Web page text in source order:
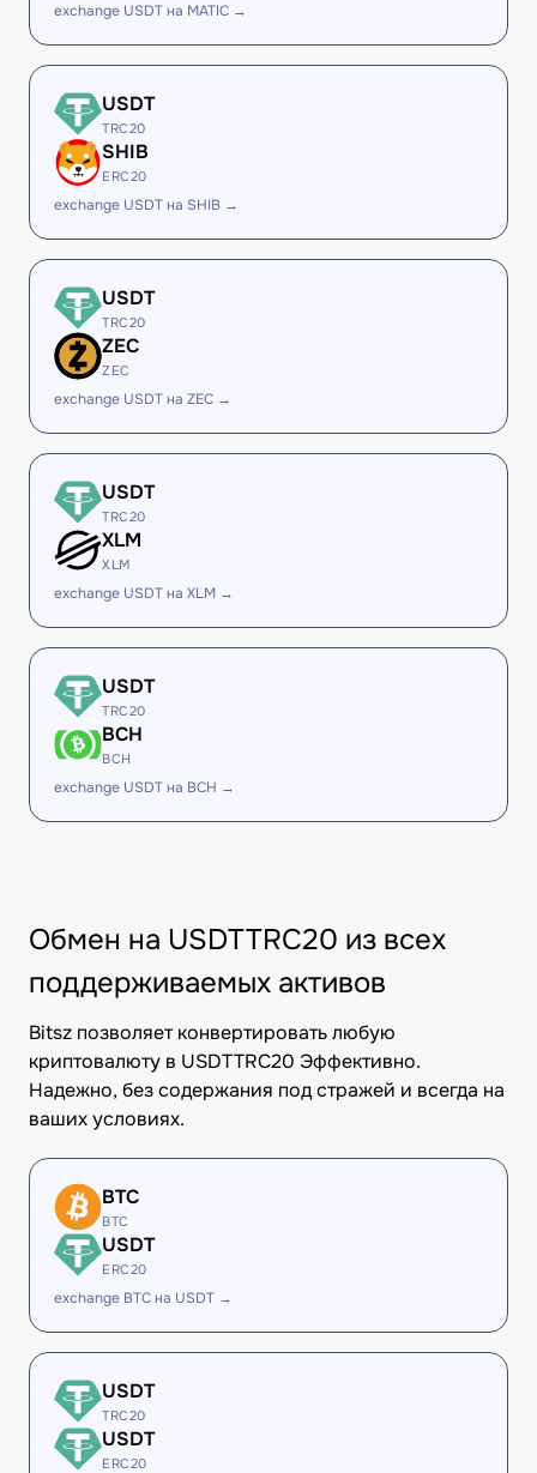
exchange USDT на MATIC →
USDT
TRC20
SHIB
ERC20
exchange USDT на SHIB →
USDT
TRC20
ZEC
ZEC
exchange USDT на ZEC →
USDT
TRC20
XLM
XLM
exchange USDT на XLM →
USDT
TRC20
BCH
BCH
exchange USDT на BCH →
Обмен на USDTTRC20 из всех
поддерживаемых активов
Bitsz позволяет конвертировать любую
криптовалюту в USDTTRC20 Эффективно.
Надежно, без содержания под стражей и всегда на
ваших условиях.
BTC
BTC
USDT
ERC20
exchange BTC на USDT →
USDT
TRC20
USDT
ERC20